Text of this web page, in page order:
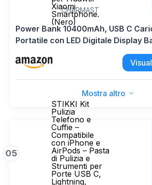
Xiaomi
Smartphone.
(Nero)
CHARMAST
Power Bank 10400mAh, USB C
Portatile con LED Digitale Display
Esterna Portatile con 2 ingressi e
5V/3A per Huawei Xiaomi
Mostra altro
05
STIKKI Kit
Pulizia
Telefono e
Cuffie –
Compatibile
con iPhone e
AirPods – Pasta
di Pulizia e
Strumenti per
Porte USB C,
Lightning,